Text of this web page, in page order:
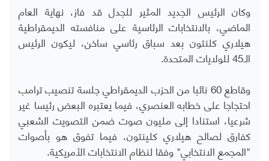
وكان الرئيس الجديد المثير للجدل قد فاز، نهاية العام
الماضي، بالانتخابات الرئاسية على منافسته الديمقراطية
هيلاري كلنتون بعد سباق رئاسي ساخن، ليكون الرئيس
الـ45 للولايات المتحدة.
وقاطع 60 نائبا من الحزب الديمقراطي جلسة تنصيب ترامب
احتجاجا على خطابه العنصري، فيما يعتبره البعض رئيسا غير
شرعيا، استنادا إلى مليون صوت ضمن التصويت الشعبي
كفارق لصالح هيلاري كلينتون، فيما تفوق هو بأصوات
"المجمع الانتخابي" وفقا لنظام الانتخابات الأمريكية.